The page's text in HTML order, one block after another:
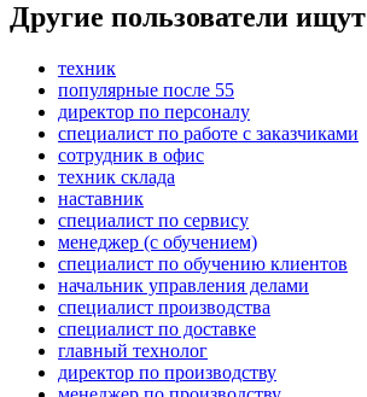
Другие пользователи ищут
техник
популярные после 55
директор по персоналу
специалист по работе с заказчиками
сотрудник в офис
техник склада
наставник
специалист по сервису
менеджер (с обучением)
специалист по обучению клиентов
начальник управления делами
специалист производства
специалист по доставке
главный технолог
директор по производству